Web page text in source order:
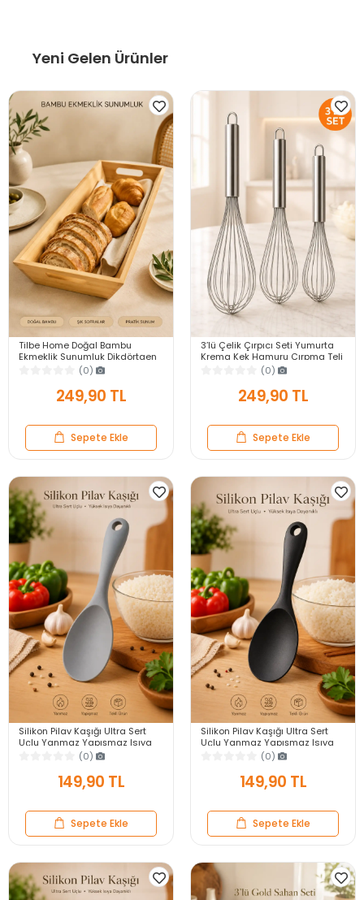
Yeni Gelen Ürünler
Tilbe Home Doğal Bambu
Ekmeklik Sunumluk Dikdörtgen
Kahvaltı ve Servis Sepeti
(0)
249,90 TL
Sepete Ekle
3’lü Çelik Çırpıcı Seti Yumurta
Krema Kek Hamuru Çırpma Teli
Pratik Sos Karıştırıcı Mutfak Teli
(0)
249,90 TL
Sepete Ekle
Silikon Pilav Kaşığı Ultra Sert
Uçlu Yanmaz Yapışmaz Isıya
Dayanıklı Gri Servis Yemek
(0)
149,90 TL
Sepete Ekle
Silikon Pilav Kaşığı Ultra Sert
Uçlu Yanmaz Yapışmaz Isıya
Dayanıklı Siyah Servis Yemek
(0)
149,90 TL
Sepete Ekle